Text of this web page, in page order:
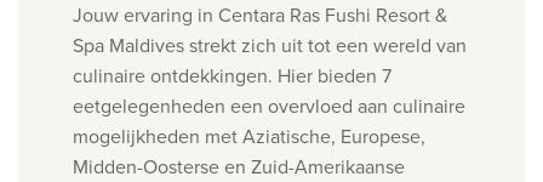
Jouw ervaring in Centara Ras Fushi Resort &
Spa Maldives strekt zich uit tot een wereld van
culinaire ontdekkingen. Hier bieden 7
eetgelegenheden een overvloed aan culinaire
mogelijkheden met Aziatische, Europese,
Midden-Oosterse en Zuid-Amerikaanse